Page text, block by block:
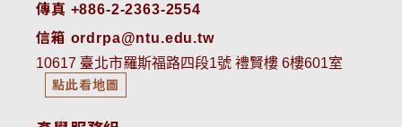
傳真 +886-2-2363-2554
信箱 ordrpa@ntu.edu.tw
10617 臺北市羅斯福路四段1號 禮賢樓 6樓601室
點此看地圖